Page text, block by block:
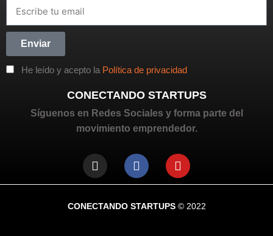
He leído y acepto la Política de privacidad
Enviar
CONECTANDO STARTUPS
Síguenos en Redes Sociales y forma parte del
movimiento emprendedor.
CONECTANDO STARTUPS© 2022